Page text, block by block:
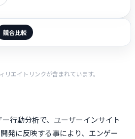
競合比較
エイトリンクが含まれています。
行動分析で、ユーザーインサイト
発に反映する事により、エンゲー